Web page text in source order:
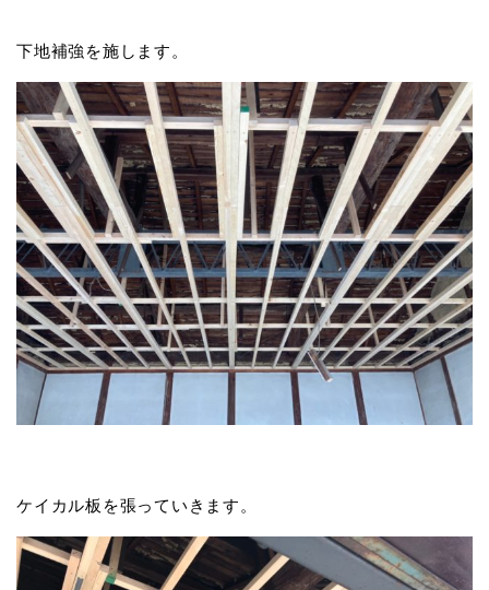
下地補強を施します。
ケイカル板を張っていきます。